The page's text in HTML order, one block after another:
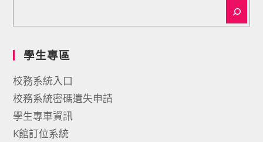
學生專區
校務系統入口
校務系統密碼遺失申請
學生專車資訊
K館訂位系統